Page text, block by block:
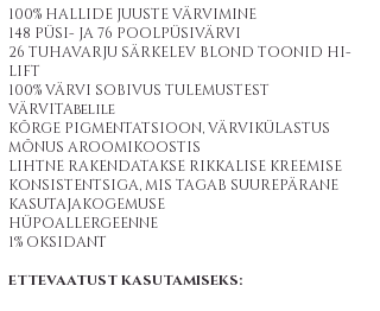
100% HALLIDE JUUSTE VÄRVIMINE
148 PÜSI- JA 76 POOLPÜSIVÄRVI
26 TUHAVARJU SÄRKELEV BLOND TOONID HI-
LIFT
100% VÄRVI SOBIVUS TULEMUSTEST
VÄRVITAbelile
KÕRGE PIGMENTATSIOON, VÄRVIKÜLASTUS
MÕNUS AROOMIKOOSTIS
LIHTNE RAKENDATAKSE RIKKALISE KREEMISE
KONSISTENTSIGA, MIS TAGAB SUUREPÄRANE
KASUTAJAKOGEMUSE
HÜPOALLERGEENNE
1% OKSIDANT
ETTEVAATUST KASUTAMISEKS: